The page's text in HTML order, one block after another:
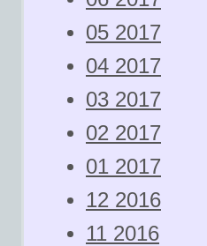
05 2017
04 2017
03 2017
02 2017
01 2017
12 2016
11 2016